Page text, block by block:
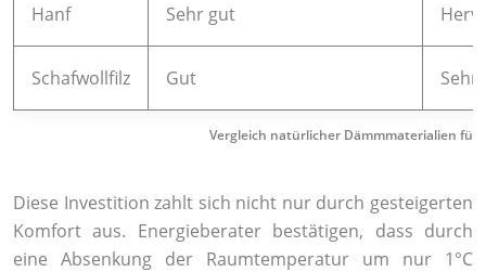
Vergleich natürlicher Dämmmaterialien für
Hanf Sehr gut
Schafwollfilz Gut Sehr
Diese Investition zahlt sich nicht nur durch gesteigerten
Komfort aus. Energieberater bestätigen, dass durch
eine Absenkung der Raumtemperatur um nur 1°C